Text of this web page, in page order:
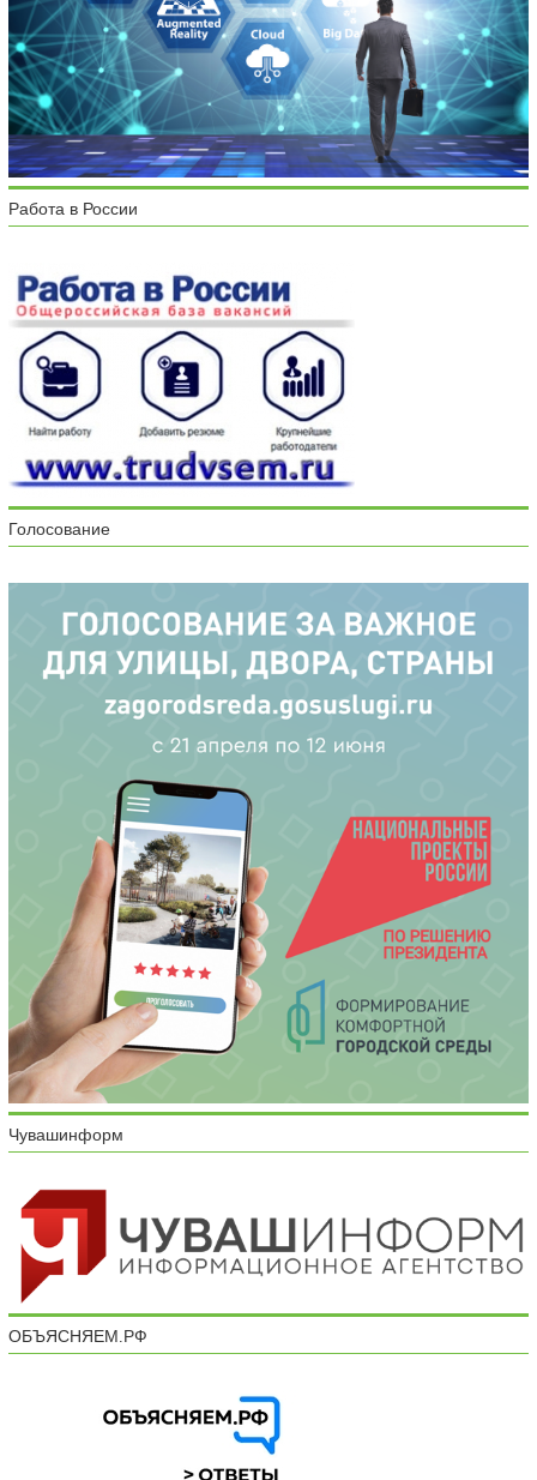
Работа в России
Голосование
Чувашинформ
ОБЪЯСНЯЕМ.РФ